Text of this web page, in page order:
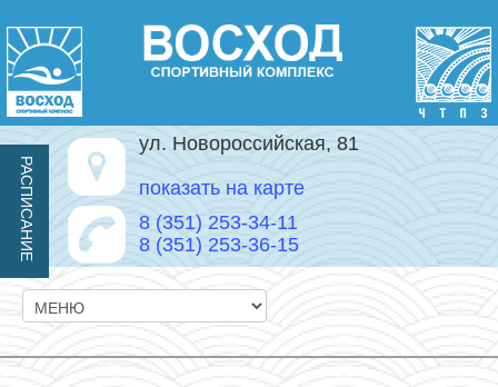
ул. Новороссийская, 81
показать на карте
8 (351) 253-34-11
8 (351) 253-36-15
РАСПИСАНИЕ